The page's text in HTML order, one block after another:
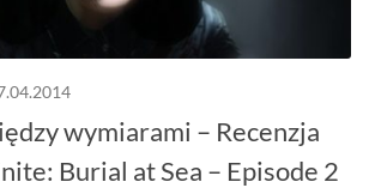
wymiarami – Recenzja
Burial at Sea – Episode 2